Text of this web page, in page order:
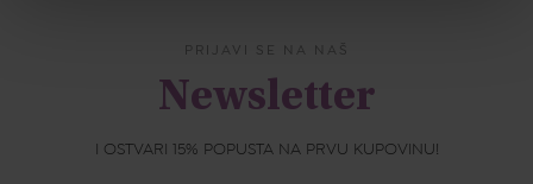
PRIJAVI SE NA NAŠ
Newsletter
I OSTVARI 15% POPUSTA NA PRVU KUPOVINU!